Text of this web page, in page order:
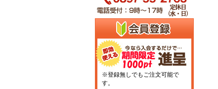
※登録無しでもご注文可能で
す。